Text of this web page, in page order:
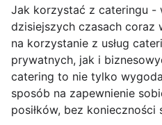
Jak korzystać z cateringu -
dzisiejszych czasach coraz
na korzystanie z usług
prywatnych, jak i
catering to nie tylko
sposób na zapewnienie
posiłków, bez konieczności